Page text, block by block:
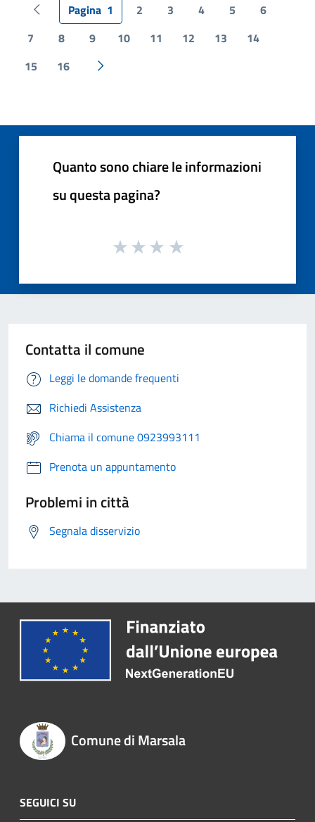
Pagina precedente
Pagina 1 2 3 4 5
6
7
8 9 10 11 12 13
14
15
16 Pagina successiva
Quanto sono chiare le informazioni
su questa pagina?
Contatta il comune
Leggi le domande frequenti
Richiedi Assistenza
Chiama il comune 0923993111
Prenota un appuntamento
Problemi in città
Segnala disservizio
Comune di Marsala
SEGUICI SU